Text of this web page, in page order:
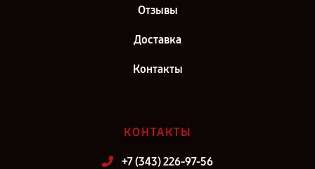
Отзывы
Доставка
Контакты
КОНТАКТЫ
+7 (343) 226-97-56